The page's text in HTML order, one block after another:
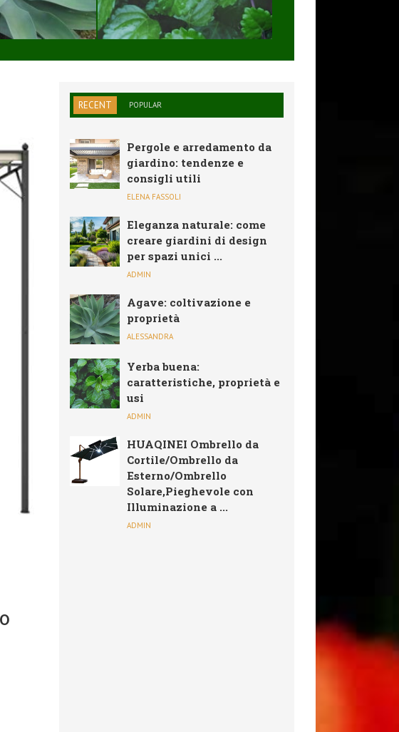
RECENT POPULAR
Pergole e arredamento da
giardino: tendenze e
consigli utili
ELENA FASSOLI
Eleganza naturale: come
creare giardini di design
per spazi unici ...
ADMIN
Agave: coltivazione e
proprietà
ALESSANDRA
Yerba buena:
caratteristiche, proprietà e
usi
ADMIN
HUAQINEI Ombrello da
Cortile/Ombrello da
Esterno/Ombrello
Solare,Pieghevole con
Illuminazione a ...
ADMIN